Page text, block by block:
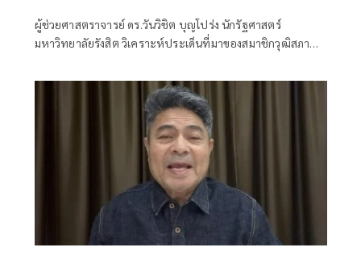
กระแส แต่ไร้ Impact ทางกฎหมาย
ผู้ช่วยศาสตราจารย์ ดร.วันวิชิต บุญโปร่ง นักรัฐศาสตร์
มหาวิทยาลัยรังสิต วิเคราะห์ประเด็นที่มาของสมาชิกวุฒิสภา
สมัครต้องแนะนำตัว แลกเปลี่ยนข้อมูล และประสานการ
สนับสนุนระหว่างกัน โดยเฉพาะการเลือกในรอบไขว้ ซึ่งหากผู้
สมัครไม่พูดคุยหรือสร้างความรู้จักกับผู้อื่นเลย โอกาสได้รับ